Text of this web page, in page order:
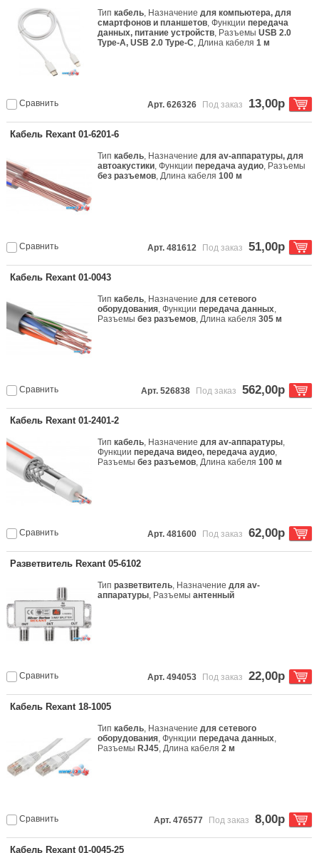
Типкабель, Назначениедля компьютера, для
смартфонов и планшетов, Функциипередача
данных, питание устройств, РазъемыUSB 2.0
Type-A, USB 2.0 Type-C, Длина кабеля1 м
Сравнить Арт. 626326 Под заказ 13,00р
Кабель Rexant 01-6201-6
Типкабель, Назначениедля av-аппаратуры, для
автоакустики, Функциипередача аудио, Разъемы
без разъемов, Длина кабеля100 м
Сравнить Арт. 481612 Под заказ 51,00р
Кабель Rexant 01-0043
Типкабель, Назначениедля сетевого
оборудования, Функциипередача данных,
Разъемыбез разъемов, Длина кабеля305 м
Сравнить Арт. 526838 Под заказ 562,00р
Кабель Rexant 01-2401-2
Типкабель, Назначениедля av-аппаратуры,
Функциипередача видео, передача аудио,
Разъемыбез разъемов, Длина кабеля100 м
Сравнить Арт. 481600 Под заказ 62,00р
Разветвитель Rexant 05-6102
Типразветвитель, Назначениедля av-
аппаратуры, Разъемыантенный
Сравнить Арт. 494053 Под заказ 22,00р
Кабель Rexant 18-1005
Типкабель, Назначениедля сетевого
оборудования, Функциипередача данных,
Разъемы RJ45, Длина кабеля2 м
Сравнить Арт. 476577 Под заказ 8,00р
Кабель Rexant 01-0045-25